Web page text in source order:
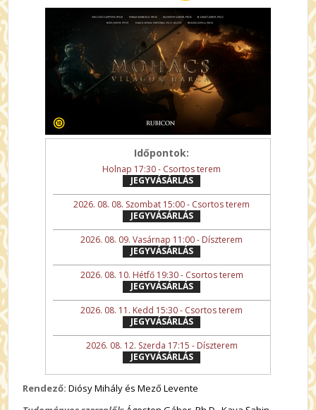
Időpontok:
Holnap 17:30 - Csortos terem
JEGYVÁSÁRLÁS
2026. 08. 08. Szombat 15:00 - Csortos terem
JEGYVÁSÁRLÁS
2026. 08. 09. Vasárnap 11:00 - Díszterem
JEGYVÁSÁRLÁS
2026. 08. 10. Hétfő 19:30 - Csortos terem
JEGYVÁSÁRLÁS
2026. 08. 11. Kedd 15:30 - Csortos terem
JEGYVÁSÁRLÁS
2026. 08. 12. Szerda 17:15 - Díszterem
JEGYVÁSÁRLÁS
Rendező: Diósy Mihály és Mező Levente